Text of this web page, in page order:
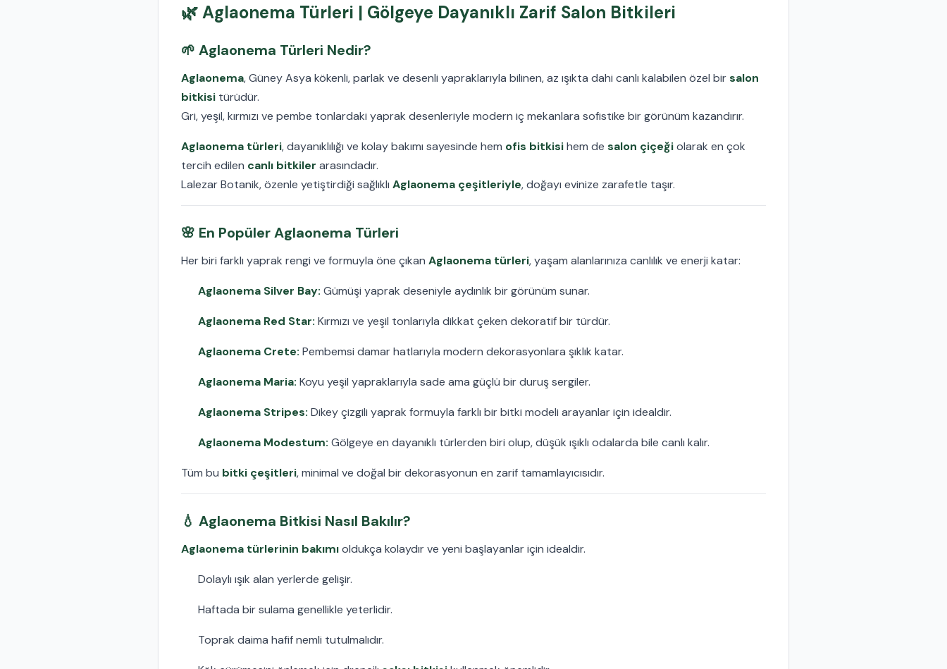
🌿Aglaonema Türleri | Gölgeye Dayanıklı Zarif Salon Bitkileri
🌱 Aglaonema Türleri Nedir?
Aglaonema, Güney Asya kökenli, parlak ve desenli yapraklarıyla bilinen, az ışıkta dahi canlı kalabilen özel birsalon
bitkisi türüdür.
Gri, yeşil, kırmızı ve pembe tonlardaki yaprak desenleriyle modern iç mekanlara sofistike bir görünüm kazandırır.
Aglaonema türleri, dayanıklılığı ve kolay bakımı sayesinde hem ofis bitkisihem de salon çiçeğiolarak en çok
tercih edilen canlı bitkiler arasındadır.
Lalezar Botanik, özenle yetiştirdiği sağlıklı Aglaonema çeşitleriyle, doğayı evinize zarafetle taşır.
🌸 En Popüler Aglaonema Türleri
Her biri farklı yaprak rengi ve formuyla öne çıkan Aglaonema türleri, yaşam alanlarınıza canlılık ve enerji katar:
Aglaonema Silver Bay: Gümüşi yaprak deseniyle aydınlık bir görünüm sunar.
Aglaonema Red Star: Kırmızı ve yeşil tonlarıyla dikkat çeken dekoratif bir türdür.
Aglaonema Crete: Pembemsi damar hatlarıyla modern dekorasyonlara şıklık katar.
Aglaonema Maria: Koyu yeşil yapraklarıyla sade ama güçlü bir duruş sergiler.
Aglaonema Stripes: Dikey çizgili yaprak formuyla farklı bir bitki modeli arayanlar için idealdir.
Aglaonema Modestum: Gölgeye en dayanıklı türlerden biri olup, düşük ışıklı odalarda bile canlı kalır.
Tüm bu bitki çeşitleri, minimal ve doğal bir dekorasyonun en zarif tamamlayıcısıdır.
💧 Aglaonema Bitkisi Nasıl Bakılır?
Aglaonema türlerinin bakımıoldukça kolaydır ve yeni başlayanlar için idealdir.
Dolaylı ışık alan yerlerde gelişir.
Haftada bir sulama genellikle yeterlidir.
Toprak daima hafif nemli tutulmalıdır.